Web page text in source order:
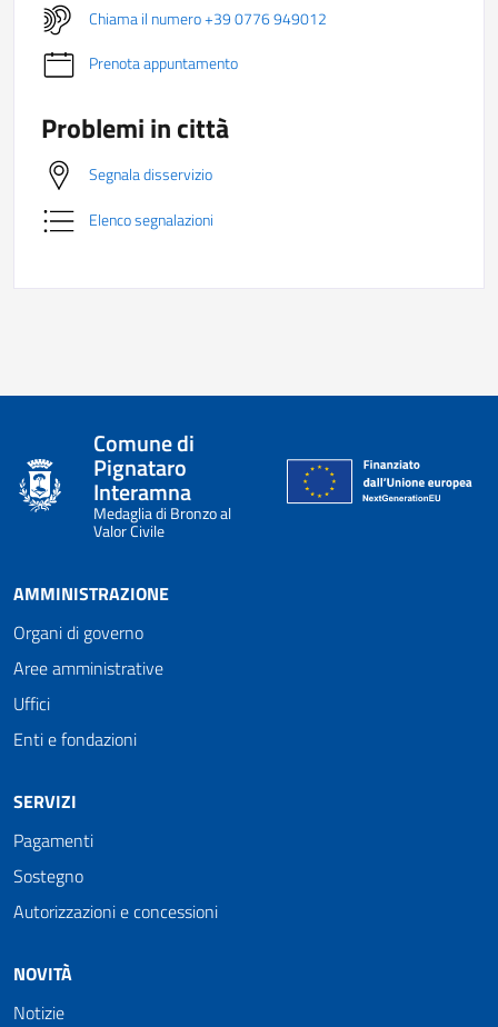
Chiama il numero +39 0776 949012
Prenota appuntamento
Problemi in città
Segnala disservizio
Elenco segnalazioni
Comune di
Pignataro
Interamna
Medaglia di Bronzo al
Valor Civile
AMMINISTRAZIONE
Organi di governo
Aree amministrative
Uffici
Enti e fondazioni
SERVIZI
Pagamenti
Sostegno
Autorizzazioni e concessioni
NOVITÀ
Notizie